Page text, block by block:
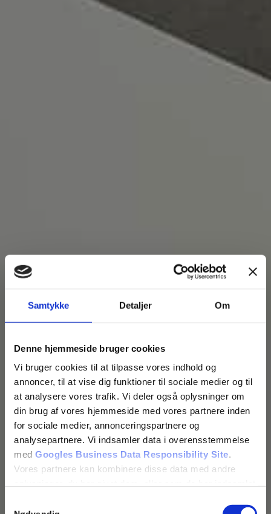
Samtykke Detaljer Om
Denne hjemmeside bruger cookies
Vi bruger cookies til at tilpasse vores indhold og
annoncer, til at vise dig funktioner til sociale medier og til
at analysere vores trafik. Vi deler også oplysninger om
din brug af vores hjemmeside med vores partnere inden
for sociale medier, annonceringspartnere og
analysepartnere. Vi indsamler data i overensstemmelse
med Googles Business Data Responsibility Site.
Vores partnere kan kombinere disse data med andre